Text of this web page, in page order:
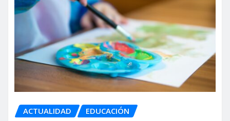
ACTUALIDAD EDUCACIÓN